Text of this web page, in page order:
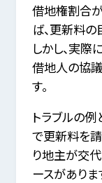
借地権割合
ば、更新料
しかし、実際
借地人の協
す。
トラブルの
で更新料を
り地主が交
ースがありま